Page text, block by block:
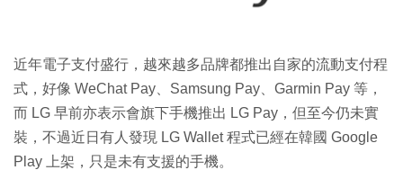
近年電子支付盛行，越來越多品牌都推出自家的流動支付程
式，好像 WeChat Pay、Samsung Pay、Garmin Pay 等，
而 LG 早前亦表示會旗下手機推出 LG Pay，但至今仍未實
裝，不過近日有人發現 LG Wallet 程式已經在韓國 Google
Play 上架，只是未有支援的手機。